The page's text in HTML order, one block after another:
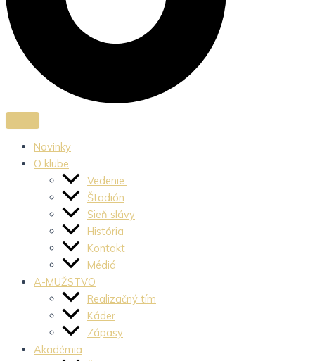
Novinky
O klube
Vedenie
Štadión
Sieň slávy
História
Kontakt
Médiá
A-MUŽSTVO
Realizačný tím
Káder
Zápasy
Akadémia